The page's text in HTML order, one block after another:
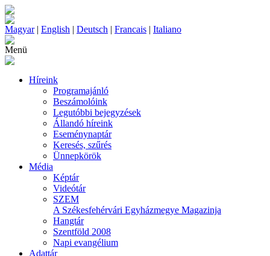
Magyar| English | Deutsch | Francais | Italiano
Menü
Híreink
Programajánló
Beszámolóink
Legutóbbi bejegyzések
Állandó híreink
Eseménynaptár
Keresés, szűrés
Ünnepkörök
Média
Képtár
Videótár
SZEM
A Székesfehérvári Egyházmegye Magazinja
Hangtár
Szentföld 2008
Napi evangélium
Adattár